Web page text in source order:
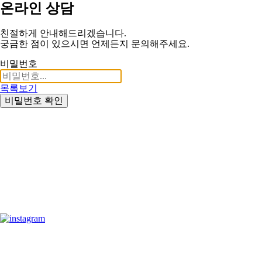
온라인 상담
친절하게 안내해드리겠습니다.
궁금한 점이 있으시면 언제든지 문의해주세요.
비밀번호
목록보기
비밀번호 확인